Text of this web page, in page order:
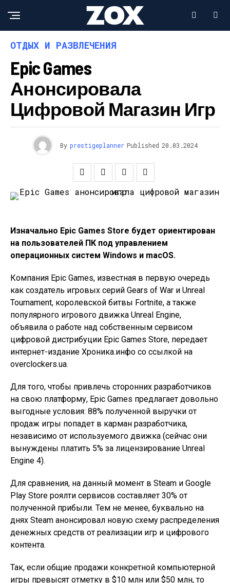
ОТДЫХ И РАЗВЛЕЧЕНИЯ
Epic Games
Анонсировала
Цифровой Магазин Игр
By prestigeplanner Published 20.03.2024
Изначально Epic Games Store будет ориентирован
на пользователей ПК под управлением
операционных систем Windows и macOS.
Компания Epic Games, известная в первую очередь
как создатель игровых серий Gears of War и Unreal
Tournament, королевской битвы Fortnite, а также
популярного игрового движка Unreal Engine,
объявила о работе над собственным сервисом
цифровой дистрибуции Epic Games Store, передает
интернет-издание Хроника.инфо со ссылкой на
overclockers.ua.
Для того, чтобы привлечь сторонних разработчиков
на свою платформу, Epic Games предлагает довольно
выгодные условия: 88% полученной выручки от
продаж игры попадет в карман разработчика,
независимо от используемого движка (сейчас они
вынуждены платить 5% за лицензирование Unreal
Engine 4).
Для сравнения, на данный момент в Steam и Google
Play Store роялти сервисов составляет 30% от
полученной прибыли. Тем не менее, буквально на
днях Steam анонсировал новую схему распределения
денежных средств от реализации игр и цифрового
контента.
Так, если общие продажи конкретной компьютерной
игры превысят отметку в $10 млн или $50 млн, то